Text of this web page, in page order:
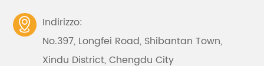

Indirizzo:
No.397, Longfei Road, Shibantan Town,
Xindu District, Chengdu City